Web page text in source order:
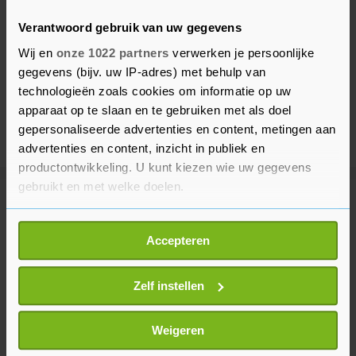
Verantwoord gebruik van uw gegevens
Wij en onze 1022 partners verwerken je persoonlijke
gegevens (bijv. uw IP-adres) met behulp van
technologieën zoals cookies om informatie op uw
apparaat op te slaan en te gebruiken met als doel
gepersonaliseerde advertenties en content, metingen aan
advertenties en content, inzicht in publiek en
productontwikkeling. U kunt kiezen wie uw gegevens
gebruikt en met welke doelen.
Als u het toestaat, willen we ook graag:
Informatie verzamelen over uw geografische
locatie, die tot een paar meter nauwkeurig kan zijn
Uw apparaat identificeren door het actief te
scannen op specifieke eigenschappen (fingerprinting)
Lees meer over hoe uw persoonlijke gegevens worden
verwerkt en stel uw voorkeuren in het
Accepteren
Zelf instellen
Weigeren
Meer uit Voetbal
FIFA veroordeelt pogingen
Infantino te 'ondermijnen'